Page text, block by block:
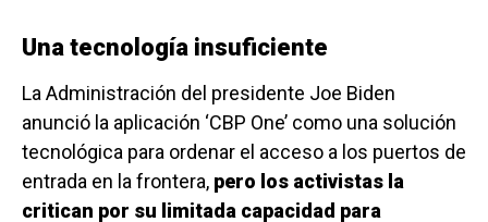
Una tecnología insuficiente
La Administración del presidente Joe Biden
anunció la aplicación ‘CBP One’ como una solución
tecnológica para ordenar el acceso a los puertos de
entrada en la frontera, pero los activistas la
critican por su limitada capacidad para